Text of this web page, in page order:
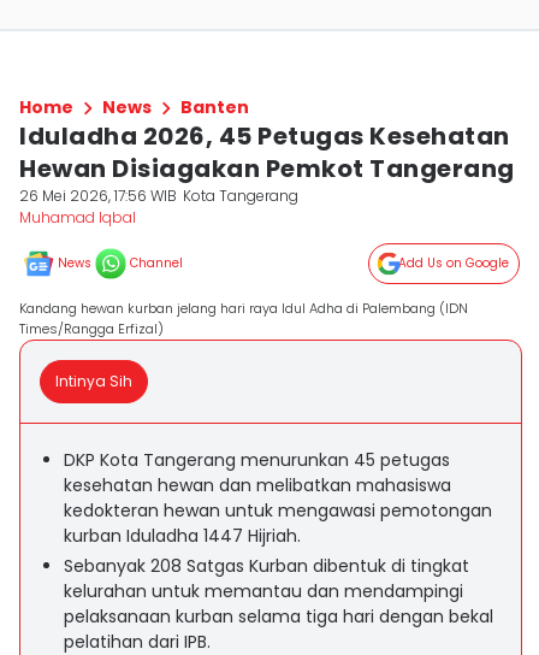
Home News Banten
Iduladha 2026, 45 Petugas Kesehatan
Hewan Disiagakan Pemkot Tangerang
26 Mei 2026, 17:56 WIB Kota Tangerang
Muhamad Iqbal
News Channel Add Us on Google
Kandang hewan kurban jelang hari raya Idul Adha di Palembang (IDN
Times/Rangga Erfizal)
Intinya Sih
DKP Kota Tangerang menurunkan 45 petugas
kesehatan hewan dan melibatkan mahasiswa
kedokteran hewan untuk mengawasi pemotongan
kurban Iduladha 1447 Hijriah.
Sebanyak 208 Satgas Kurban dibentuk di tingkat
kelurahan untuk memantau dan mendampingi
pelaksanaan kurban selama tiga hari dengan bekal
pelatihan dari IPB.